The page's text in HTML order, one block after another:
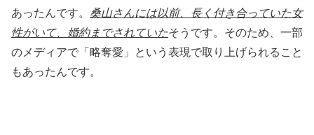
あったんです。 桑山さんには以前、長く付き合っていた女
性がいて、婚約までされていたそうです。そのため、一部
のメディアで「略奪愛」という表現で取り上げられること
もあったんです。